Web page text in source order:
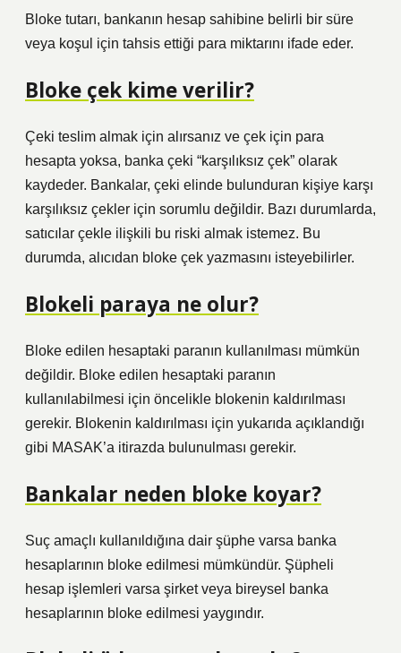
Bloke tutarı, bankanın hesap sahibine belirli bir süre
veya koşul için tahsis ettiği para miktarını ifade eder.
Bloke çek kime verilir?
Çeki teslim almak için alırsanız ve çek için para
hesapta yoksa, banka çeki “karşılıksız çek” olarak
kaydeder. Bankalar, çeki elinde bulunduran kişiye karşı
karşılıksız çekler için sorumlu değildir. Bazı durumlarda,
satıcılar çekle ilişkili bu riski almak istemez. Bu
durumda, alıcıdan bloke çek yazmasını isteyebilirler.
Blokeli paraya ne olur?
Bloke edilen hesaptaki paranın kullanılması mümkün
değildir. Bloke edilen hesaptaki paranın
kullanılabilmesi için öncelikle blokenin kaldırılması
gerekir. Blokenin kaldırılması için yukarıda açıklandığı
gibi MASAK’a itirazda bulunulması gerekir.
Bankalar neden bloke koyar?
Suç amaçlı kullanıldığına dair şüphe varsa banka
hesaplarının bloke edilmesi mümkündür. Şüpheli
hesap işlemleri varsa şirket veya bireysel banka
hesaplarının bloke edilmesi yaygındır.